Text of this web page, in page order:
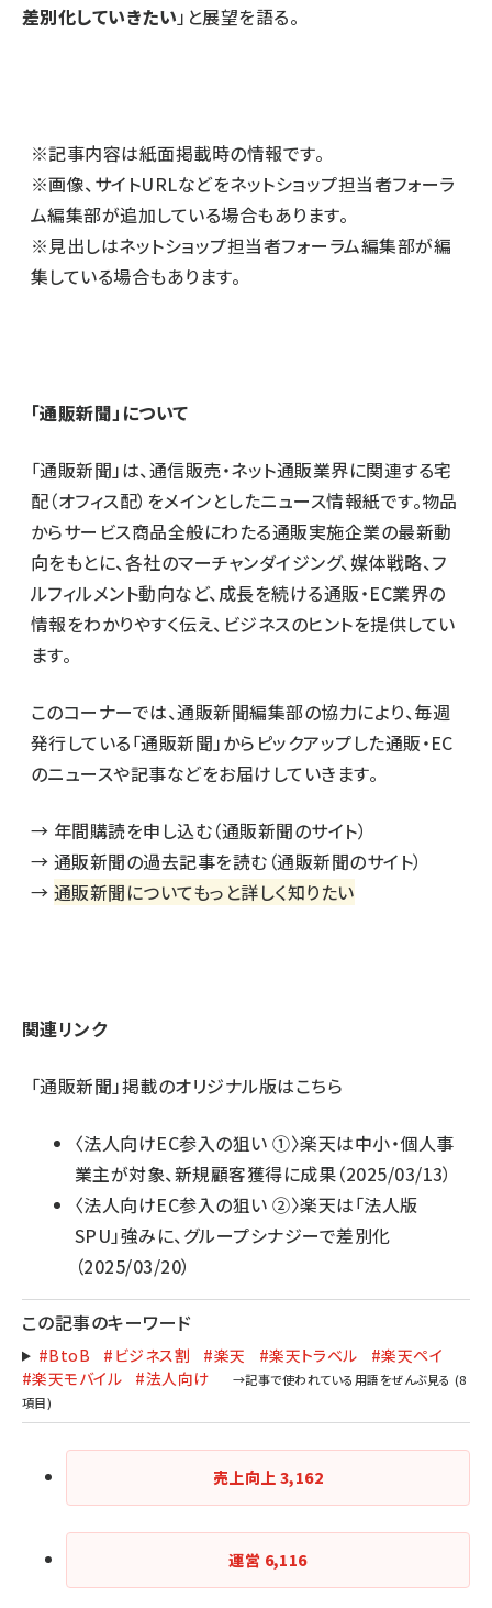
差別化していきたい 」と展望を語る。
※記事内容は紙面掲載時の情報です。
※画像、サイトURLなどをネットショップ担当者フォーラ
ム編集部が追加している場合もあります。
※見出しはネットショップ担当者フォーラム編集部が編
集している場合もあります。
「通販新聞」について
「通販新聞」は、通信販売・ネット通販業界に関連する宅
配（オフィス配）をメインとしたニュース情報紙です。物品
からサービス商品全般にわたる通販実施企業の最新動
向をもとに、各社のマーチャンダイジング、媒体戦略、フ
ルフィルメント動向など、成長を続ける通販・EC業界の
情報をわかりやすく伝え、ビジネスのヒントを提供してい
ます。
このコーナーでは、通販新聞編集部の協力により、毎週
発行している「通販新聞」からピックアップした通販・EC
のニュースや記事などをお届けしていきます。
→ 年間購読を申し込む（通販新聞のサイト）
→ 通販新聞の過去記事を読む（通販新聞のサイト）
→ 通販新聞についてもっと詳しく知りたい
関連リンク
「通販新聞」掲載のオリジナル版はこちら
〈法人向けEC参入の狙い ①〉楽天は中小・個人事
業主が対象、新規顧客獲得に成果（2025/03/13）
〈法人向けEC参入の狙い ②〉楽天は「法人版
SPU」強みに、グループシナジーで差別化
（2025/03/20）
この記事のキーワード
#BtoB #ビジネス割 #楽天 #楽天トラベル
#楽天ペイ
#楽天モバイル
#法人向け
売上向上 3,162
運営 6,116